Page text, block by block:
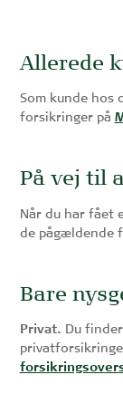
Allerede
Som kunde hos
forsikringer på
På vej til
Når du har fået
de pågældende
Bare
Privat. Du